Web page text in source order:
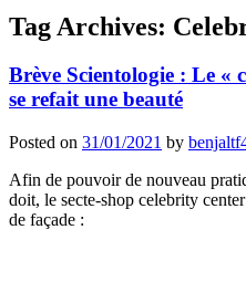
Tag Archives:
Brève Scientologie : Le «
se refait une beauté
Posted on 31/01/2021 by
Afin de pouvoir de nouveau
doit, le secte-shop celebrity
de façade :